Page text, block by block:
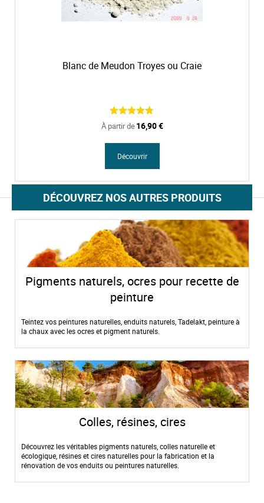
Blanc de Meudon Troyes ou Craie
À partir de16,90 €
Découvrir
DÉCOUVREZ NOS AUTRES PRODUITS
Pigments naturels, ocres pour recette de
peinture
Teintez vos peintures naturelles, enduits naturels, Tadelakt, peinture à
la chaux avec les ocres et pigment naturels.
Colles, résines, cires
Découvrez les véritables pigments naturels, colles naturelle et
écologique, résines et cires naturelles pour la fabrication et la
rénovation de vos enduits ou peintures naturelles.